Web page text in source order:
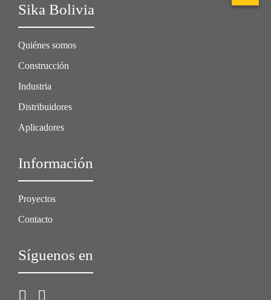
Sika Bolivia
Quiénes somos
Construcción
Industria
Distribuidores
Aplicadores
Información
Proyectos
Contacto
Síguenos en